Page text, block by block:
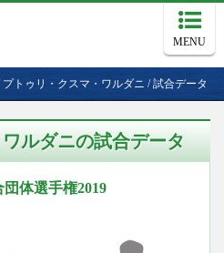
MENU
プトゥリ・クスマ・ワルダニ /試合データ
ルダニの試合データ
体選手権2019